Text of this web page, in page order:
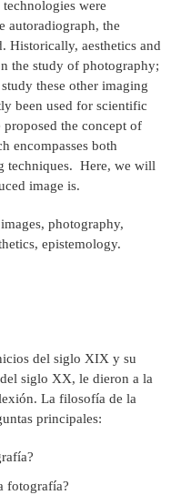
were
autoradiograph, the
Historically, aesthetics and
the study of photography;
these other imaging
been used for scientific
proposed the concept of
encompasses both
techniques. Here, we will
image is.
photography,
epistemology.
del siglo XIX y su
siglo XX, le dieron a la
La filosofía de la
principales:
fotografía?